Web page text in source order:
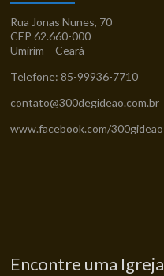
Rua Jonas Nunes, 70
CEP 62.660-000
Umirim – Ceará
Telefone: 85-99936-7710
contato@300degideao.com.br
www.facebook.com/300gideao
Encontre uma Igreja